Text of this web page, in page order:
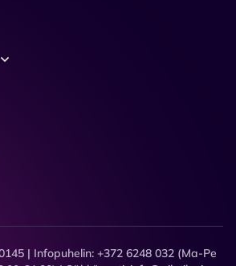
| Infopuhelin: +372 6248 032 (Ma-Pe